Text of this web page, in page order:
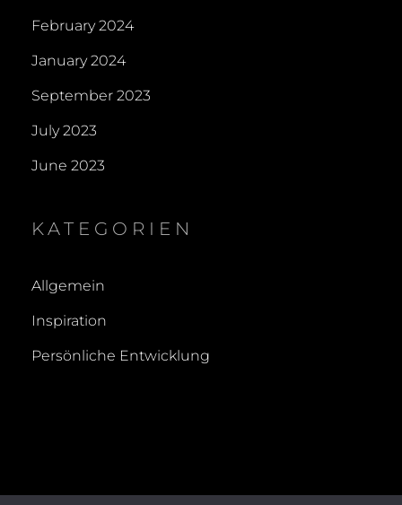
February 2024
January 2024
September 2023
July 2023
June 2023
KATEGORIEN
Allgemein
Inspiration
Persönliche Entwicklung